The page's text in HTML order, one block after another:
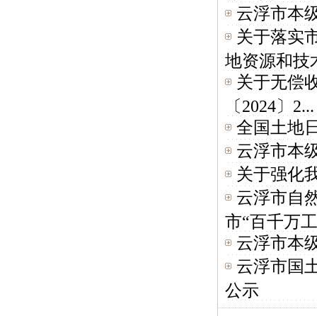
云浮市本
关于落实
地资源和技
关于无偿
〔2024〕2...
全国土地
云浮市本
关于强化
云浮市自
市“百千万
云浮市本
云浮市国
公示